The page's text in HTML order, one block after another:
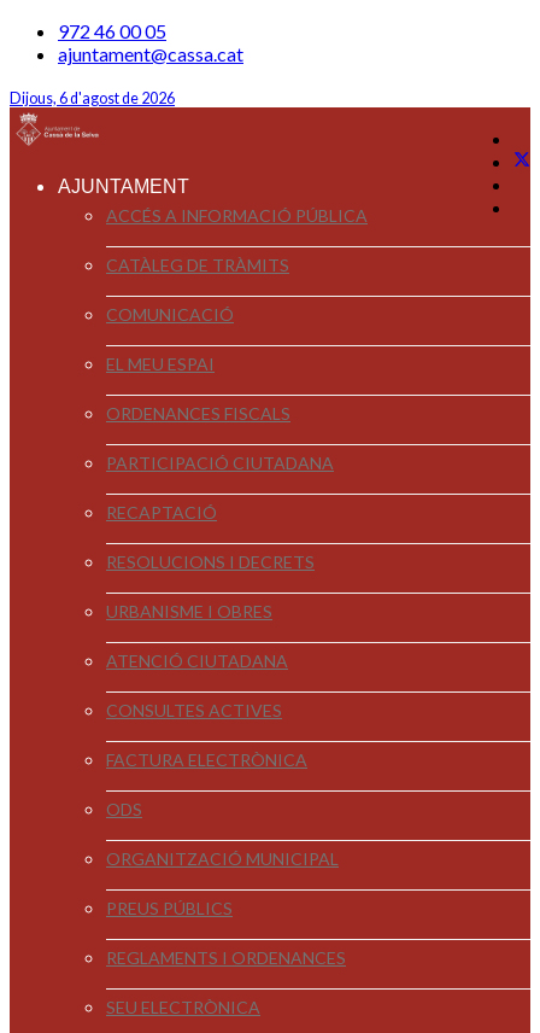
972 46 00 05
ajuntament@cassa.cat
Dijous, 6 d'agost de 2026
AJUNTAMENT
ACCÉS A INFORMACIÓ PÚBLICA
CATÀLEG DE TRÀMITS
COMUNICACIÓ
EL MEU ESPAI
ORDENANCES FISCALS
PARTICIPACIÓ CIUTADANA
RECAPTACIÓ
RESOLUCIONS I DECRETS
URBANISME I OBRES
ATENCIÓ CIUTADANA
CONSULTES ACTIVES
FACTURA ELECTRÒNICA
ODS
ORGANITZACIÓ MUNICIPAL
PREUS PÚBLICS
REGLAMENTS I ORDENANCES
SEU ELECTRÒNICA